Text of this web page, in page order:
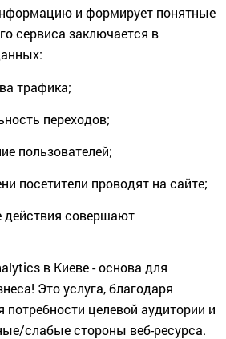
и формирует понятные
сервиса заключается в
трафика;
переходов;
пользователей;
посетители проводят на сайте;
действия совершают
в Киеве - основа для
Это услуга, благодаря
целевой аудитории и
слабые стороны веб-ресурса.